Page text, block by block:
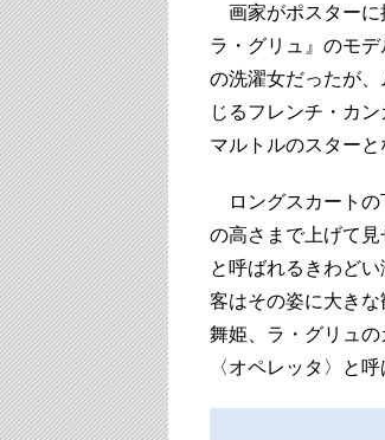
画家がポスターに
ラ・グリュ』のモ
の洗濯女だったが
じるフレンチ・カ
マルトルのスターと
ロングスカートの
の高さまで上げて
と呼ばれるきわど
客はその姿に大き
舞姫、ラ・グリュ
〈オペレッタ〉と